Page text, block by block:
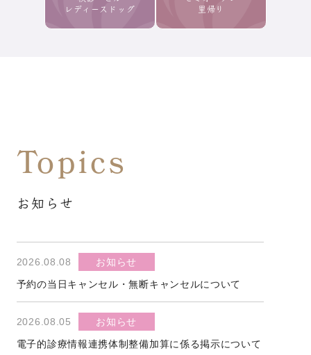
レディースドッグ
里帰り
Topics
お知らせ
2026.08.08
お知らせ
予約の当日キャンセル・無断キャンセルについて
2026.08.05
お知らせ
電子的診療情報連携体制整備加算に係る掲示について